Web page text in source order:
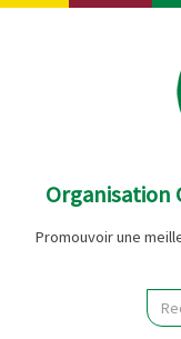
Aller
Organisation
Promouvoir une